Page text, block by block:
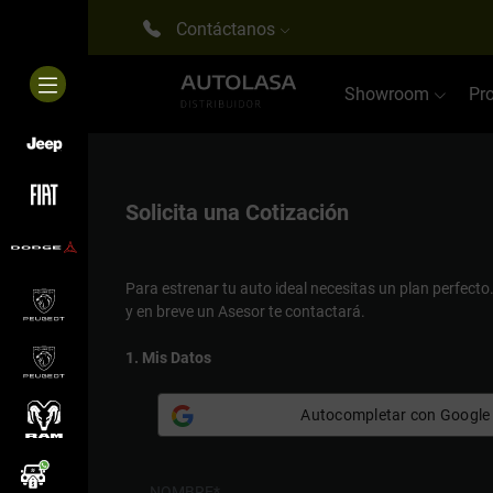
Contáctanos
Showroom
Solicita una Cotización
Para estrenar tu auto ideal necesitas un plan perfecto.
y en breve un Asesor te contactará.
1. Mis Datos
Autocompletar con Google